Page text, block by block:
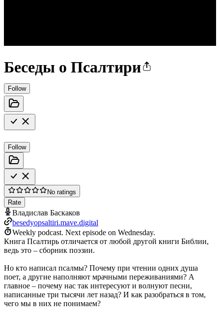
Беседы о Псалтири
Follow
Follow
No ratings
Rate
Владислав Баскаков
besedyopsaltiri.mave.digital
Weekly podcast. Next episode on Wednesday.
Книга Псалтирь отличается от любой другой книги Библии,
ведь это – сборник поэзии.
Но кто написал псалмы? Почему при чтении одних душа
поет, а другие наполняют мрачными переживаниями? А
главное – почему нас так интересуют и волнуют песни,
написанные три тысячи лет назад? И как разобраться в том,
чего мы в них не понимаем?